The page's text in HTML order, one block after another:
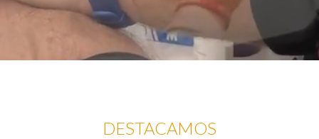
DESTACAMOS